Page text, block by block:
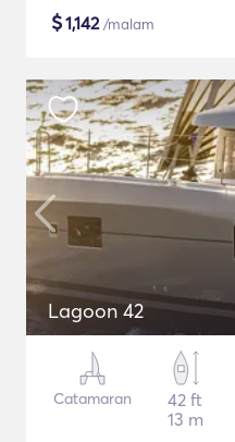
$1,142/malam
Lagoon 42
Catamaran
42 ft
13 m